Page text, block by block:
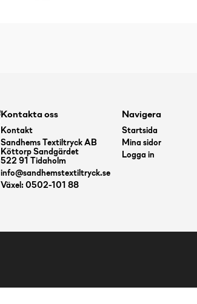
Kontakta oss
Kontakt
Sandhems Textiltryck AB
Köttorp Sandgärdet
522 91 Tidaholm
info@sandhemstextiltryck.se
Växel: 0502-101 88
Navigera
Startsida
Mina sidor
Logga in